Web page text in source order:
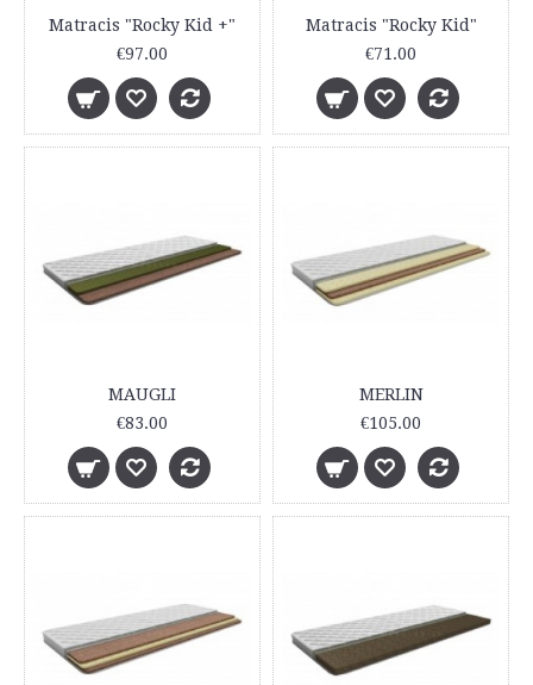
Matracis "Rocky Kid +"
€97.00
Matracis "Rocky Kid"
€71.00
MAUGLI
€83.00
MERLIN
€105.00